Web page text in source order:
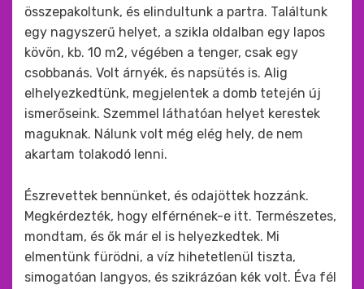
összepakoltunk, és elindultunk a partra. Találtunk
egy nagyszerű helyet, a szikla oldalban egy lapos
kövön, kb. 10 m2, végében a tenger, csak egy
csobbanás. Volt árnyék, és napsütés is. Alig
elhelyezkedtünk, megjelentek a domb tetején új
ismerőseink. Szemmel láthatóan helyet kerestek
maguknak. Nálunk volt még elég hely, de nem
akartam tolakodó lenni.
Észrevettek bennünket, és odajöttek hozzánk.
Megkérdezték, hogy elférnének-e itt. Természetes,
mondtam, és ők már el is helyezkedtek. Mi
elmentünk fürödni, a víz hihetetlenül tiszta,
simogatóan langyos, és szikrázóan kék volt. Éva fél